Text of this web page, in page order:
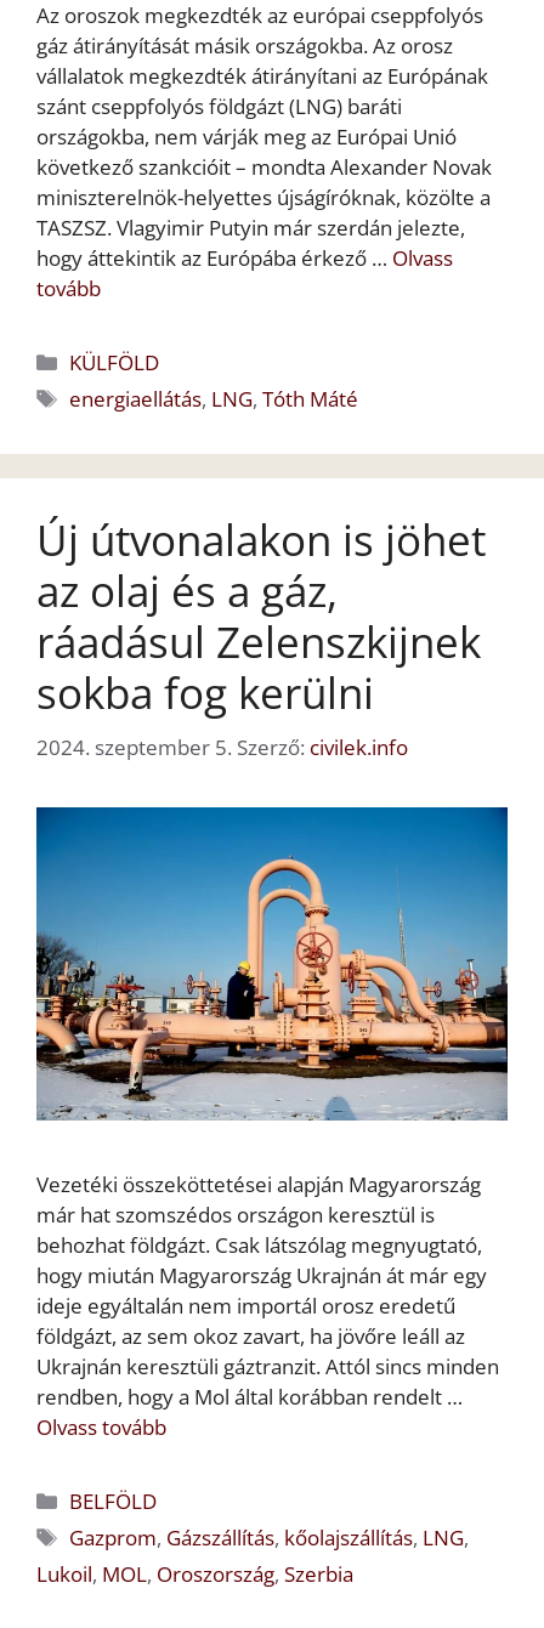
Az oroszok megkezdték az európai cseppfolyós
gáz átirányítását másik országokba. Az orosz
vállalatok megkezdték átirányítani az Európának
szánt cseppfolyós földgázt (LNG) baráti
országokba, nem várják meg az Európai Unió
következő szankcióit – mondta Alexander Novak
miniszterelnök-helyettes újságíróknak, közölte a
TASZSZ. Vlagyimir Putyin már szerdán jelezte,
hogy áttekintik az Európába érkező … Olvass
tovább
Kategória
KÜLFÖLD
Címkék
energiaellátás, LNG,Tóth Máté
Új útvonalakon is jöhet
az olaj és a gáz,
ráadásul Zelenszkijnek
sokba fog kerülni
2024. szeptember 5. Szerző: civilek.info
Vezetéki összeköttetései alapján Magyarország
már hat szomszédos országon keresztül is
behozhat földgázt. Csak látszólag megnyugtató,
hogy miután Magyarország Ukrajnán át már egy
ideje egyáltalán nem importál orosz eredetű
földgázt, az sem okoz zavart, ha jövőre leáll az
Ukrajnán keresztüli gáztranzit. Attól sincs minden
rendben, hogy a Mol által korábban rendelt …
Olvass tovább
Kategória
BELFÖLD
Címkék
Gazprom, Gázszállítás, kőolajszállítás, LNG,
Lukoil, MOL, Oroszország, Szerbia